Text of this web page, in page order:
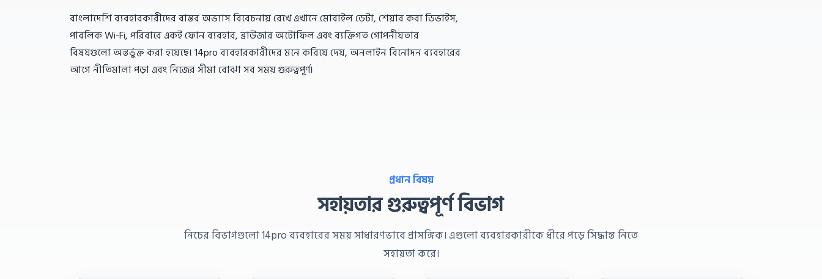
বাংলাদেশি ব্যবহারকারীদের বাস্তব অভ্যাস বিবেচনায় রেখে এখানে মোবাইল ডেটা, শেয়ার করা ডিভাইস,
পাবলিক Wi-Fi, পরিবারে একই ফোন ব্যবহার, ব্রাউজার অটোফিল এবং ব্যক্তিগত গোপনীয়তার
বিষয়গুলো অন্তর্ভুক্ত করা হয়েছে। 14pro ব্যবহারকারীদের মনে করিয়ে দেয়, অনলাইন বিনোদন ব্যবহারের
আগে নীতিমালা পড়া এবং নিজের সীমা বোঝা সব সময় গুরুত্বপূর্ণ।
প্রধান বিষয়
সহায়তার গুরুত্বপূর্ণ বিভাগ
নিচের বিভাগগুলো 14pro ব্যবহারের সময় সাধারণভাবে প্রাসঙ্গিক। এগুলো ব্যবহারকারীকে ধীরে পড়ে সিদ্ধান্ত নিতে
সহায়তা করে।